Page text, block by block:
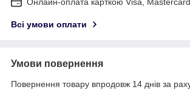
Онлайн-оплата карткою Visa, Mastercard
Всі умови оплати
Умови повернення
Повернення товару впродовж 14 днів за